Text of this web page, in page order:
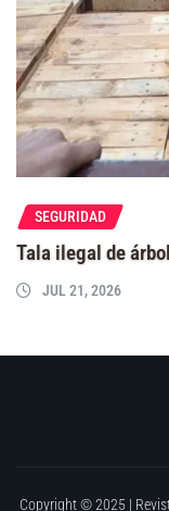
SEGURIDAD
Tala ilegal de
JUL 21, 2026
Copyright © 2025 |